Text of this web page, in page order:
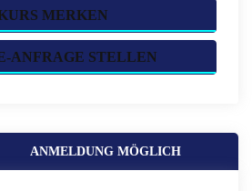
MERKEN
ANFRAGE STELLEN
ANMELDUNG MÖGLICH